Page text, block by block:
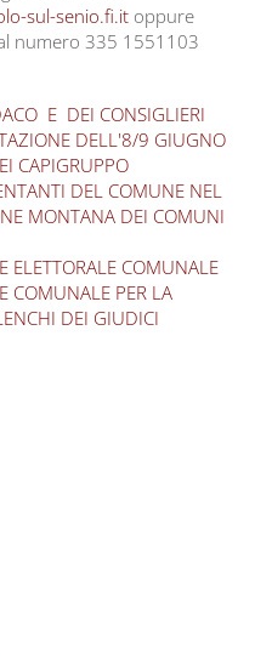
sul-senio.fi.it oppure
numero 335 1551103
E DEI CONSIGLIERI
DELL'8/9 GIUGNO
CAPIGRUPPO
DEL COMUNE NEL
MONTANA DEI COMUNI
ELETTORALE COMUNALE
COMUNALE PER LA
DEI GIUDICI